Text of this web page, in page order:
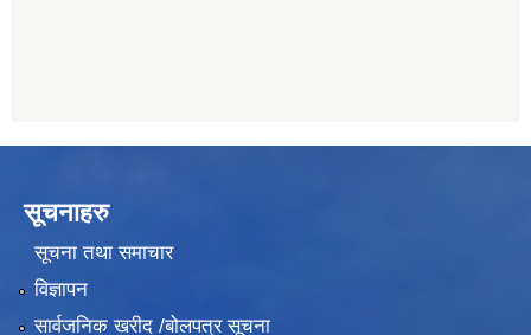
सूचनाहरु
सूचना तथा समाचार
विज्ञापन
सार्वजनिक खरीद /बोलपत्र सूचना